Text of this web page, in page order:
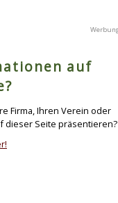
auf
Firma, Ihren Verein oder
dieser Seite präsentieren?